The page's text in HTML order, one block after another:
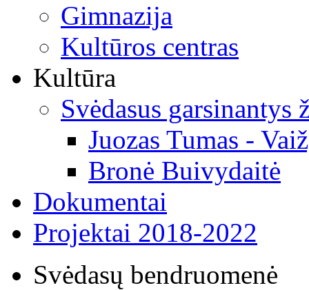
Gimnazija
Kultūros centras
Kultūra
Svėdasus garsinantys
Juozas Tumas -
Bronė Buivydaitė
Dokumentai
Projektai 2018-2022
Svėdasų bendruomenė